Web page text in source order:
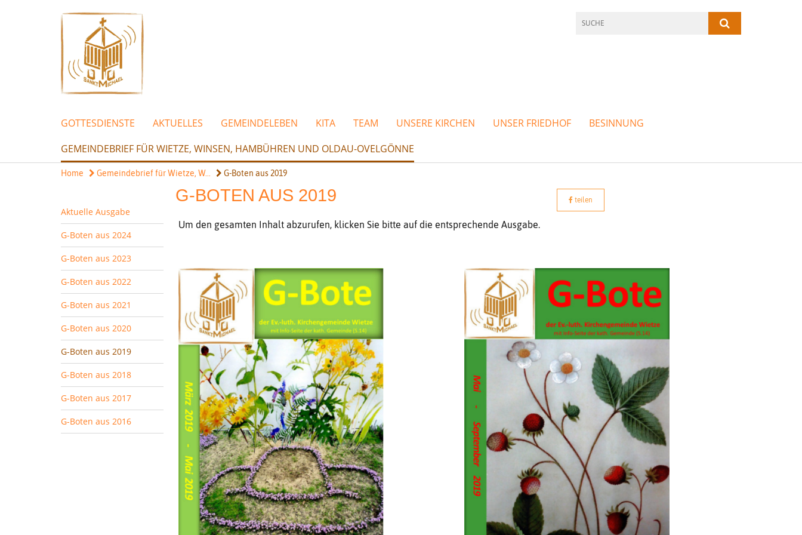
GOTTESDIENSTE AKTUELLES GEMEINDELEBEN KITA TEAM UNSERE KIRCHEN UNSER FRIEDHOF
BESINNUNG
GEMEINDEBRIEF FÜR WIETZE, WINSEN, HAMBÜHREN UND OLDAU-OVELGÖNNE
Home Gemeindebrief für Wietze, W... G-Boten aus 2019
Aktuelle Ausgabe
G-Boten aus 2024
G-Boten aus 2023
G-Boten aus 2022
G-Boten aus 2021
G-Boten aus 2020
G-Boten aus 2019
G-Boten aus 2018
G-Boten aus 2017
G-Boten aus 2016
G-BOTEN AUS 2019 teilen
Um den gesamten Inhalt abzurufen, klicken Sie bitte auf die entsprechende Ausgabe.